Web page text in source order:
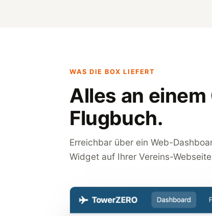
WAS DIE BOX LIEFERT
Alles an
Flugbuch.
Erreichbar über ein Web-
Widget auf Ihrer Vereins-